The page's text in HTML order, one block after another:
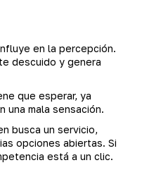
en la percepción.
descuido y genera
que esperar, ya
una mala sensación.
busca un servicio,
opciones abiertas. Si
está a un clic.